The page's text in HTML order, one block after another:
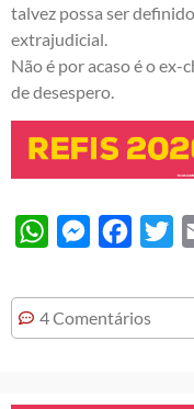
talvez possa ser
extrajudicial.
Não é por acaso é o ex-
de desespero.
WhatsAppMessenger
4 Comentários